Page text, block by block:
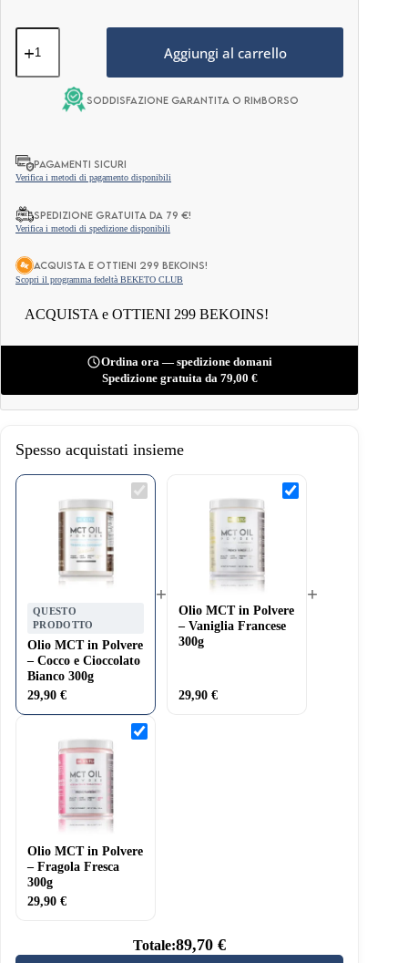
Olio
MCT
Polvere
Bianco
300g
Aggiungi al carrello
Soddisfazione garantita o rimborso
PAGAMENTI SICURI
Verifica i metodi di pagamento disponibili
Spedizione gratuita da 79 €!
Verifica i metodi di spedizione disponibili
ACQUISTA e OTTIENI 299 BEKOINS!
Scopri il programma fedeltà BEKETO CLUB
ACQUISTA e OTTIENI 299 BEKOINS!
Ordina ora — spedizione domani
Spedizione gratuita da 79,00 €
Spesso acquistati insieme
Olio
MCT
Bianco
QUESTO
PRODOTTO
Olio MCT in Polvere
– Cocco e Cioccolato
Bianco 300g
29,90 €
+
Olio
MCT
Olio MCT in Polvere
– Vaniglia Francese
300g
29,90€
+
Olio
MCT
Olio MCT in Polvere
– Fragola Fresca
300g
29,90 €
Totale:89,70€